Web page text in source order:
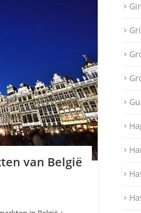
van België